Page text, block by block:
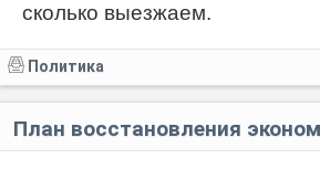
сколько выезжаем.
Политика
План восстановления